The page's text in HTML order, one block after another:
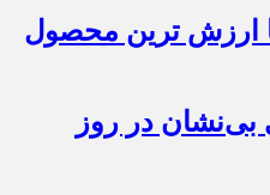
ارزش ترین محصول
بی‌نشان در روز